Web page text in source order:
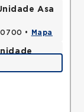
Asa
• Mapa
•